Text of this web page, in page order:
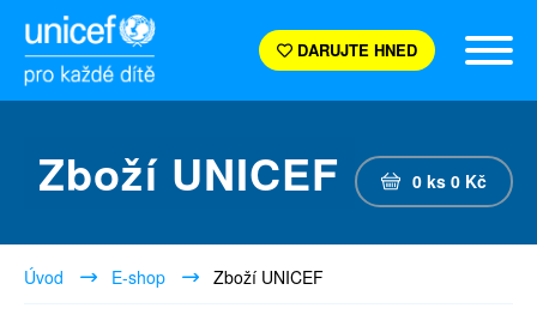
DARUJTE HNED
Zboží UNICEF 0 ks 0 Kč
Úvod E-shop Zboží UNICEF